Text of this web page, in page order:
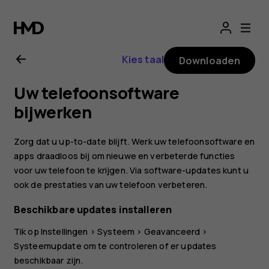
voor
Nokia
4.2
Kies taal Downloaden
Uw telefoonsoftware
bijwerken
Zorg dat u up-to-date blijft. Werk uw telefoonsoftware en
apps draadloos bij om nieuwe en verbeterde functies
voor uw telefoon te krijgen. Via software-updates kunt u
ook de prestaties van uw telefoon verbeteren.
Beschikbare updates installeren
Tik op Instellingen >Systeem > Geavanceerd >
Systeemupdate om te controleren of er updates
beschikbaar zijn.